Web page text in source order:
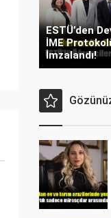
ESTÜ’den
İME
İmzalandı!